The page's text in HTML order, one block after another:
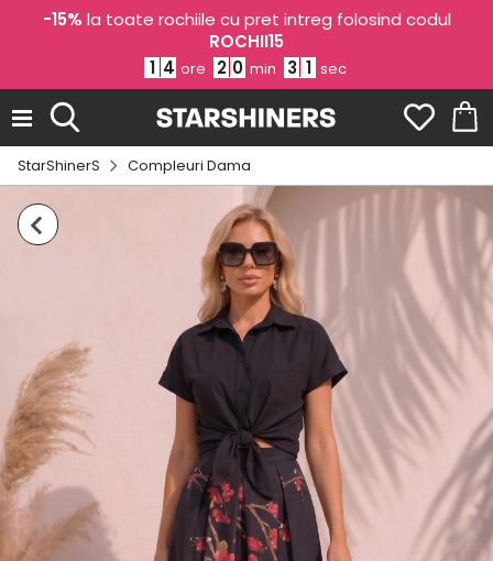
-15% la toate rochiile cu pret intreg folosind codul
ROCHII15
1 4 ore 2 0 min 3 1 sec
StarShinerS Compleuri Dama